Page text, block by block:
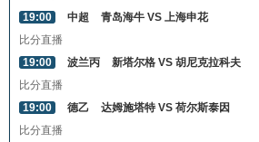
19:00
中超
青岛海牛 VS 上海申花
比分直播
19:00
波兰丙
新塔尔格 VS 胡尼克拉科夫
比分直播
19:00
德乙
达姆施塔特 VS 荷尔斯泰因
比分直播